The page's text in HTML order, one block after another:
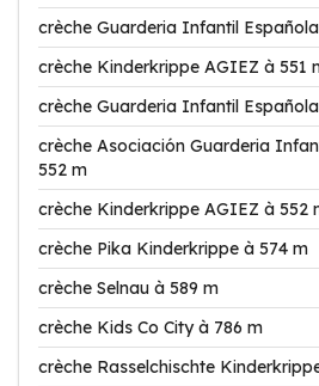
crèche Guarderia Infantil
crèche Kinderkrippe AGIEZ à 551
crèche Guarderia Infantil
crèche Asociación Guarderia
552 m
crèche Kinderkrippe AGIEZ à 552
crèche Pika Kinderkrippe à 574 m
crèche Selnau à 589 m
crèche Kids Co City à 786 m
crèche Rasselchischte